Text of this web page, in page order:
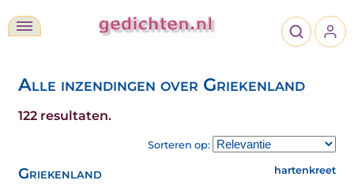
Alle inzendingen over Griekenland
122 resultaten.
Sorteren op:
Griekenland hartenkreet